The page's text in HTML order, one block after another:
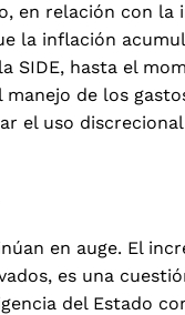
en relación con
la inflación
hasta el
de los
el uso
en auge. El
es una
del Estado